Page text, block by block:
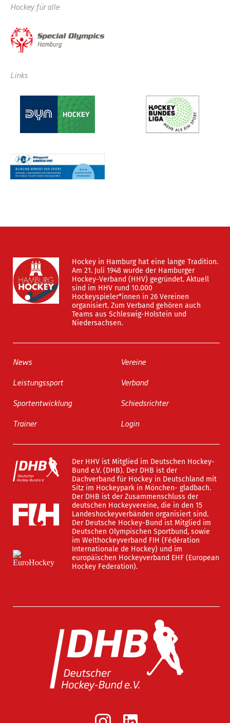
Hockey für alle
Links
Hockey in Hamburg hat eine lange Tradition.
Am 21. Juli 1948 wurde der Hamburger
Hockey-Verband (HHV) gegründet. Aktuell
sind im HHV rund 10.000
Hockeyspieler*innen in 26 Vereinen
organisiert. Zum Verband gehören auch
Teams aus Schleswig-Holstein und
Niedersachsen.
News
Leistungssport
Sportentwicklung
Trainer
Vereine
Verband
Schiedsrichter
Login
Der HHV ist Mitglied im Deutschen Hockey-
Bund e.V. (DHB). Der DHB ist der
Dachverband für Hockey in Deutschland mit
Sitz im Hockeypark in Mönchen- gladbach.
Der DHB ist der Zusammenschluss der
deutschen Hockeyvereine, die in den 15
Landeshockeyverbänden organisiert sind.
Der Deutsche Hockey-Bund ist Mitglied im
Deutschen Olympischen Sportbund, sowie
im Welthockeyverband FIH (Fédération
Internationale de Hockey) und im
europäischen Hockeyverband EHF (European
Hockey Federation).